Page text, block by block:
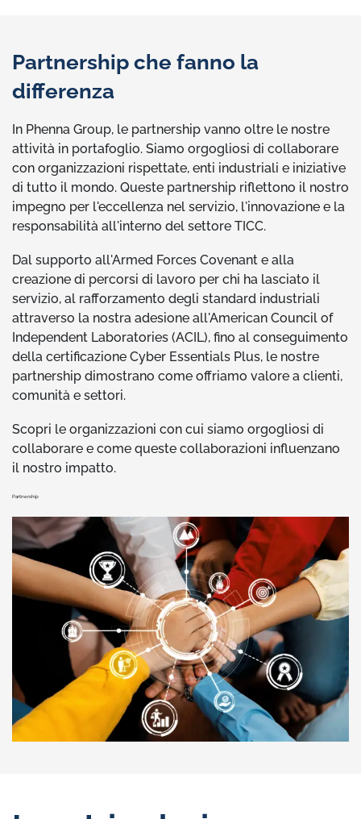
Partnership che fanno la
differenza
In Phenna Group, le partnership vanno oltre le nostre
attività in portafoglio. Siamo orgogliosi di collaborare
con organizzazioni rispettate, enti industriali e iniziative
di tutto il mondo. Queste partnership riflettono il nostro
impegno per l'eccellenza nel servizio, l'innovazione e la
responsabilità all'interno del settore TICC.
Dal supporto all'Armed Forces Covenant e alla
creazione di percorsi di lavoro per chi ha lasciato il
servizio, al rafforzamento degli standard industriali
attraverso la nostra adesione all'American Council of
Independent Laboratories (ACIL), fino al conseguimento
della certificazione Cyber Essentials Plus, le nostre
partnership dimostrano come offriamo valore a clienti,
comunità e settori.
Scopri le organizzazioni con cui siamo orgogliosi di
collaborare e come queste collaborazioni influenzano
il nostro impatto.
Partnership